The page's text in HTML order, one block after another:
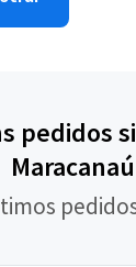
pedidos
Maracanaú